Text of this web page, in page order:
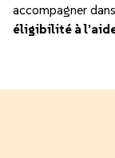
accompagner
éligibilité à